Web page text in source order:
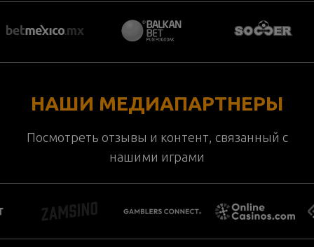
НАШИ МЕДИАПАРТНЕРЫ
Посмотреть отзывы и контент, связанный с
нашими играми